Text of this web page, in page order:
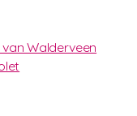
Walderveen